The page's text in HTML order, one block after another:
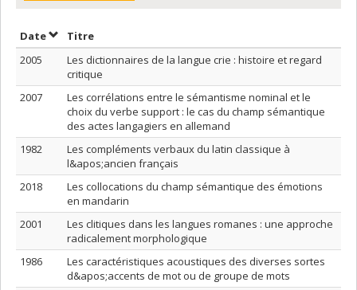
DateTrier par date en ordre décroissant
Titre
2005
Les dictionnaires de la langue crie : histoire et regard
critique
2007
Les corrélations entre le sémantisme nominal et le
choix du verbe support : le cas du champ sémantique
des actes langagiers en allemand
1982
Les compléments verbaux du latin classique à
l&apos;ancien français
2018
Les collocations du champ sémantique des émotions
en mandarin
2001
Les clitiques dans les langues romanes : une approche
radicalement morphologique
1986
Les caractéristiques acoustiques des diverses sortes
d&apos;accents de mot ou de groupe de mots